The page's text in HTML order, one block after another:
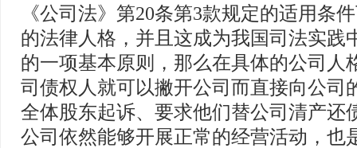
《公司法》第20条第3款规定的适用条
的法律人格，并且这成为我国司法实践
的一项基本原则，那么在具体的公司人
司债权人就可以撇开公司而直接向公司
全体股东起诉、要求他们替公司清产还
公司依然能够开展正常的经营活动，也